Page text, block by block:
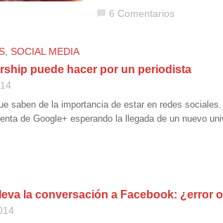
chat_bubble 6 Comentarios
SOCIAL MEDIA
puede hacer por un periodista
saben de la importancia de estar en redes
de Google+ esperando la llegada de un nuevo
la conversación a Facebook: ¿error